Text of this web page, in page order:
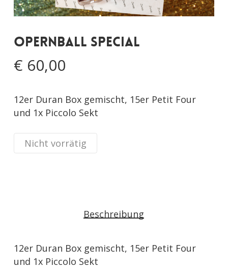
Opernball Special
€ 60,00
12er Duran Box gemischt, 15er Petit Four
und 1x Piccolo Sekt
Nicht vorrätig
Beschreibung
12er Duran Box gemischt, 15er Petit Four
und 1x Piccolo Sekt